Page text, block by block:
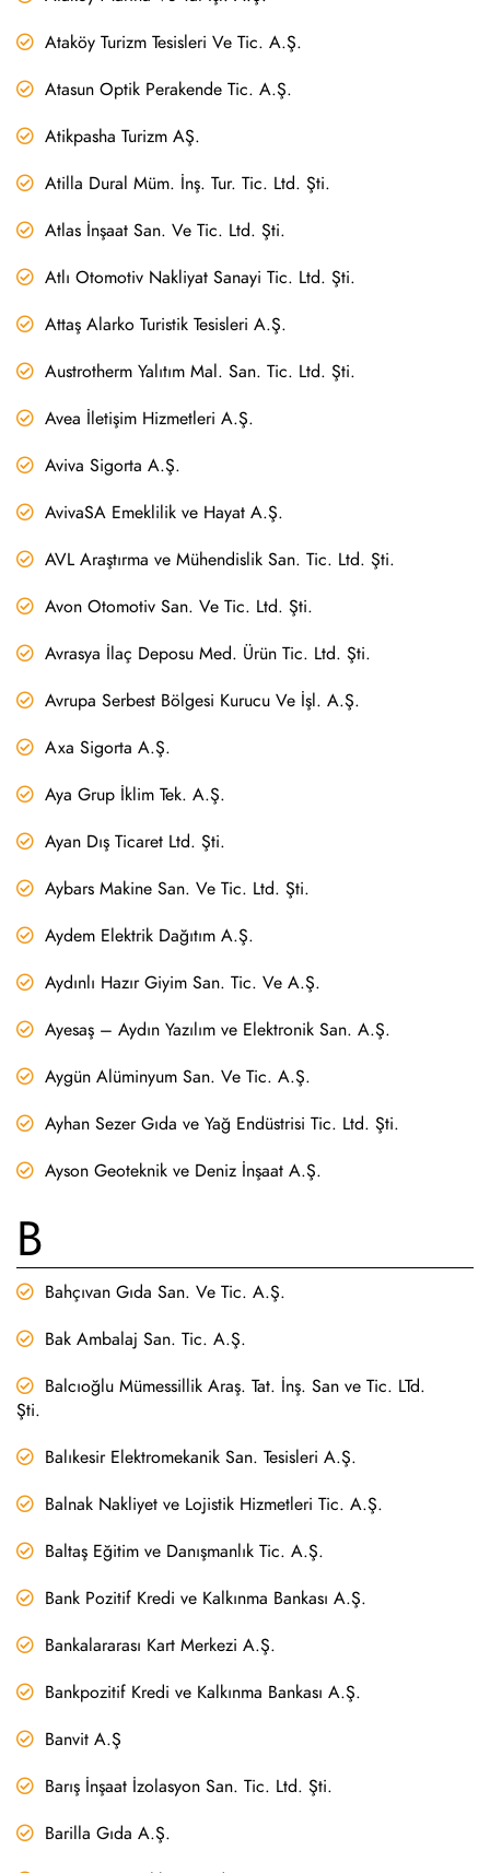
Ataköy Turizm Tesisleri Ve Tic. A.Ş.
Atasun Optik Perakende Tic. A.Ş.
Atikpasha Turizm AŞ.
Atilla Dural Müm. İnş. Tur. Tic. Ltd. Şti.
Atlas İnşaat San. Ve Tic. Ltd. Şti.
Atlı Otomotiv Nakliyat Sanayi Tic. Ltd. Şti.
Attaş Alarko Turistik Tesisleri A.Ş.
Austrotherm Yalıtım Mal. San. Tic. Ltd. Şti.
Avea İletişim Hizmetleri A.Ş.
Aviva Sigorta A.Ş.
AvivaSA Emeklilik ve Hayat A.Ş.
AVL Araştırma ve Mühendislik San. Tic. Ltd. Şti.
Avon Otomotiv San. Ve Tic. Ltd. Şti.
Avrasya İlaç Deposu Med. Ürün Tic. Ltd. Şti.
Avrupa Serbest Bölgesi Kurucu Ve İşl. A.Ş.
Axa Sigorta A.Ş.
Aya Grup İklim Tek. A.Ş.
Ayan Dış Ticaret Ltd. Şti.
Aybars Makine San. Ve Tic. Ltd. Şti.
Aydem Elektrik Dağıtım A.Ş.
Aydınlı Hazır Giyim San. Tic. Ve A.Ş.
Ayesaş – Aydın Yazılım ve Elektronik San. A.Ş.
Aygün Alüminyum San. Ve Tic. A.Ş.
Ayhan Sezer Gıda ve Yağ Endüstrisi Tic. Ltd. Şti.
Ayson Geoteknik ve Deniz İnşaat A.Ş.
B
Bahçıvan Gıda San. Ve Tic. A.Ş.
Bak Ambalaj San. Tic. A.Ş.
Balcıoğlu Mümessillik Araş. Tat. İnş. San ve Tic. LTd.
Şti.
Balıkesir Elektromekanik San. Tesisleri A.Ş.
Balnak Nakliyet ve Lojistik Hizmetleri Tic. A.Ş.
Baltaş Eğitim ve Danışmanlık Tic. A.Ş.
Bank Pozitif Kredi ve Kalkınma Bankası A.Ş.
Bankalararası Kart Merkezi A.Ş.
Bankpozitif Kredi ve Kalkınma Bankası A.Ş.
Banvit A.Ş
Barış İnşaat İzolasyon San. Tic. Ltd. Şti.
Barilla Gıda A.Ş.